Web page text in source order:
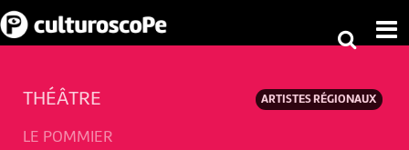
ARTISTES RÉGIONAUX
THÉÂTRE
LE POMMIER